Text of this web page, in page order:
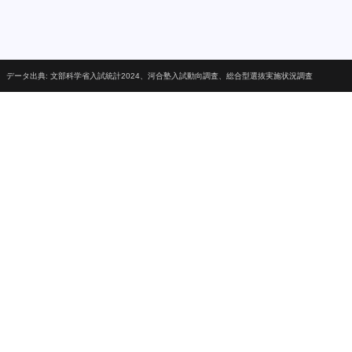
データ出典: 文部科学省入試統計2024、河合塾入試動向調査、総合型選抜実施状況調査